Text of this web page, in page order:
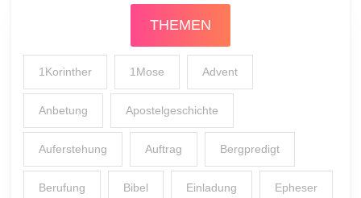
THEMEN
1Korinther 1Mose Advent
Anbetung Apostelgeschichte
Auferstehung Auftrag Bergpredigt
Berufung Bibel Einladung Epheser